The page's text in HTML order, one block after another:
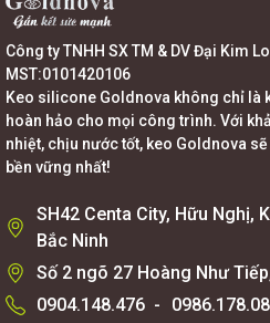
Công ty TNHH SX TM & DV Đại Kim
MST:0101420106
Keo silicone Goldnova không chỉ là
hoàn hảo cho mọi công trình. Với
nhiệt, chịu nước tốt, keo Goldnova
bền vững nhất!
SH42 Centa City, Hữu Nghị,
Bắc Ninh
Số 2 ngõ 27 Hoàng Như
0904.148.476 -